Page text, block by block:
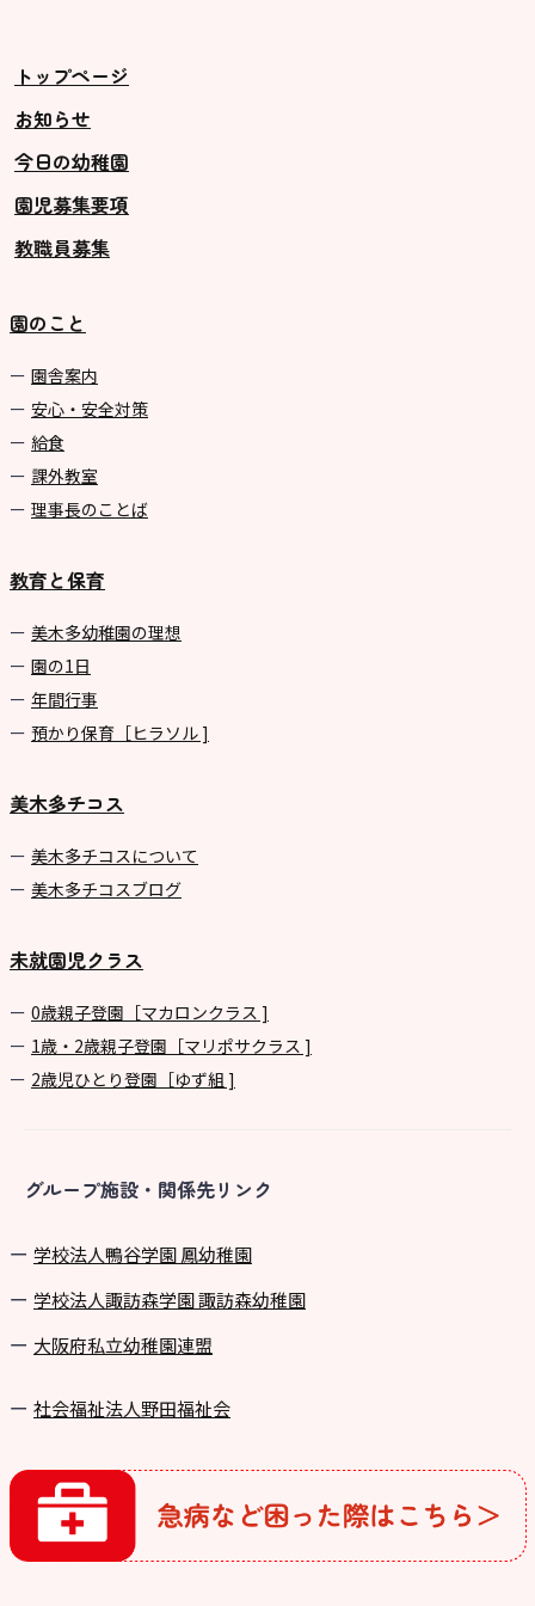
トップページ
お知らせ
今日の幼稚園
園児募集要項
教職員募集
園のこと
園舎案内
安心・安全対策
給食
課外教室
理事長のことば
教育と保育
美⽊多幼稚園の理想
園の1⽇
年間⾏事
預かり保育［ヒラソル ]
美木多チコス
美⽊多チコスについて
美⽊多チコスブログ
未就園児クラス
0歳親子登園［マカロンクラス ]
1歳・2歳親子登園［マリポサクラス ]
2歳児ひとり登園［ゆず組 ]
グループ施設・関係先リンク
学校法⼈鴨⾕学園 鳳幼稚園
学校法⼈諏訪森学園 諏訪森幼稚園
⼤阪府私⽴幼稚園連盟
社会福祉法人野田福祉会
美⽊多チコスについて
未就園児クラス
0歳親子登園［マカロンクラス ]
1歳・2歳親子登園［マリポサクラ
2歳児ひとり登園［ゆず組 ]
グループ施設・
関係先リンク
学校法⼈鴨⾕学園 鳳幼稚園
学校法⼈諏訪森学園 諏訪森幼稚
⼤阪府私⽴幼稚園連盟
社会福祉法人野田福祉会